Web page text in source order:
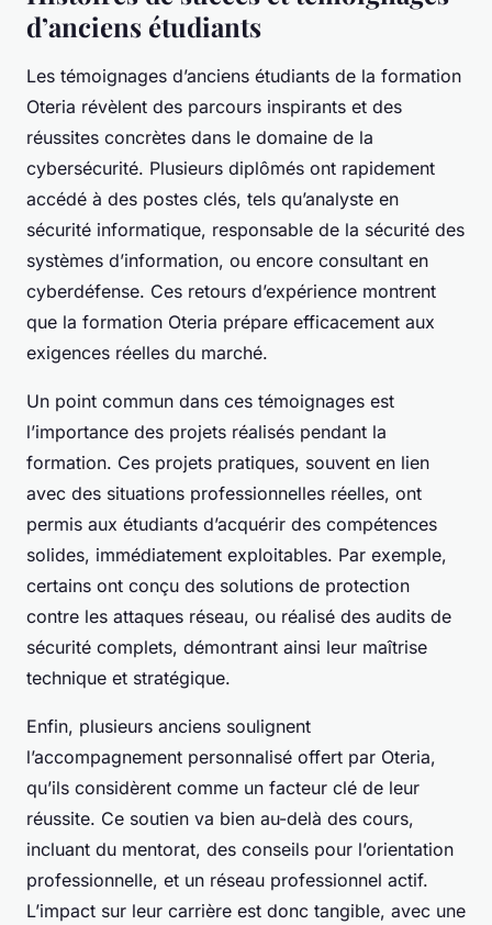
d’anciens étudiants
Les témoignages d’anciens étudiants de la formation
Oteria révèlent des parcours inspirants et des
réussites concrètes dans le domaine de la
cybersécurité. Plusieurs diplômés ont rapidement
accédé à des postes clés, tels qu’analyste en
sécurité informatique, responsable de la sécurité des
systèmes d’information, ou encore consultant en
cyberdéfense. Ces retours d’expérience montrent
que la formation Oteria prépare efficacement aux
exigences réelles du marché.
Un point commun dans ces témoignages est
l’importance des projets réalisés pendant la
formation. Ces projets pratiques, souvent en lien
avec des situations professionnelles réelles, ont
permis aux étudiants d’acquérir des compétences
solides, immédiatement exploitables. Par exemple,
certains ont conçu des solutions de protection
contre les attaques réseau, ou réalisé des audits de
sécurité complets, démontrant ainsi leur maîtrise
technique et stratégique.
Enfin, plusieurs anciens soulignent
l’accompagnement personnalisé offert par Oteria,
qu’ils considèrent comme un facteur clé de leur
réussite. Ce soutien va bien au-delà des cours,
incluant du mentorat, des conseils pour l’orientation
professionnelle, et un réseau professionnel actif.
L’impact sur leur carrière est donc tangible, avec une